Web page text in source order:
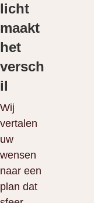
licht
maakt
het
versch
il
Wij
vertalen
uw
wensen
naar een
plan dat